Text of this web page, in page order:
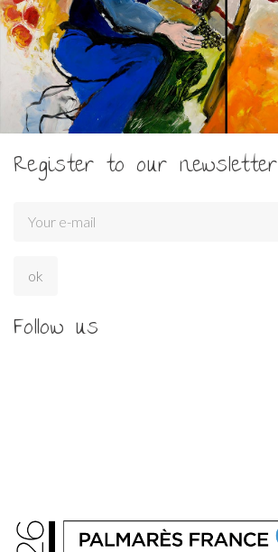
Register to our newsletter
Follow us